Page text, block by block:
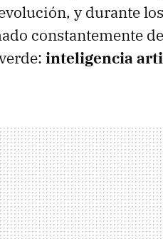
y durante
constantemente
inteligencia